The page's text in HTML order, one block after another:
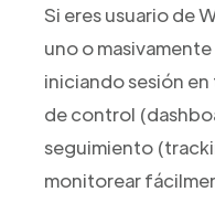
Si eres usuario de
uno o
iniciando sesión
de control
seguimiento
monitorear